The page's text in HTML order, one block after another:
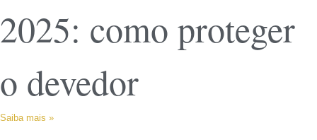
2025: como proteger
o devedor
Saiba mais »